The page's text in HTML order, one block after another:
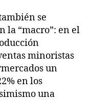
se
la “macro”: en el
minoristas
un
en los
una